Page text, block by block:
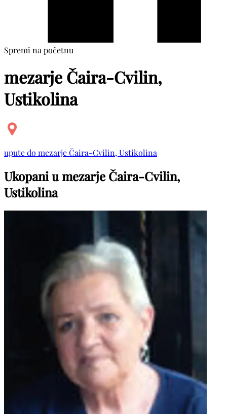
Spremi na početnu
mezarje Čaira-Cvilin,
Ustikolina
upute do mezarje Čaira-Cvilin, Ustikolina
Ukopani u mezarje Čaira-Cvilin,
Ustikolina